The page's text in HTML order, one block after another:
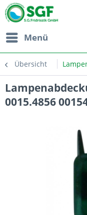
Menü
Übersicht
0015.4856